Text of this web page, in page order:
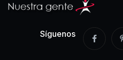
Síguenos